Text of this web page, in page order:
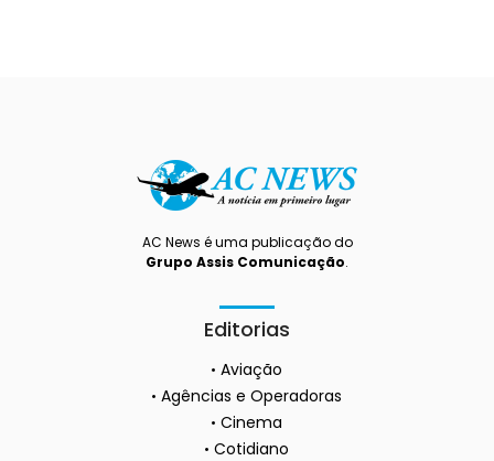
AC News é uma publicação do
Grupo Assis Comunicação.
Editorias
Aviação
Agências e Operadoras
Cinema
Cotidiano